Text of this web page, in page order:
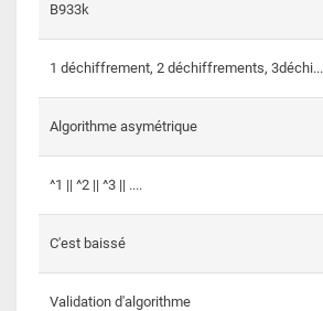
B933k
1 déchiffrement, 2 déchiffrements, 3déchi...
Algorithme asymétrique
^1 || ^2 || ^3 || ....
C'est baissé
Validation d'algorithme